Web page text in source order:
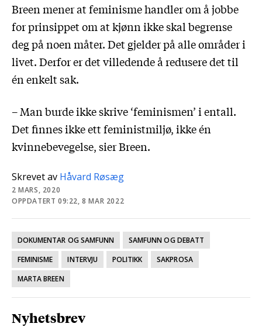
Skrevet av Håvard Røsæg
2 MARS, 2020
OPPDATERT 09:22, 8 MAR 2022
DOKUMENTAR OG SAMFUNN
SAMFUNN OG DEBATT
FEMINISME
INTERVJU POLITIKK
SAKPROSA
MARTA BREEN
Nyhetsbrev
Breen mener at feminisme handler om å jobbe
for prinsippet om at kjønn ikke skal begrense
deg på noen måter. Det gjelder på alle områder i
livet. Derfor er det villedende å redusere det til
én enkelt sak.
– Man burde ikke skrive ‘feminismen’ i entall.
Det finnes ikke ett feministmiljø, ikke én
kvinnebevegelse, sier Breen.